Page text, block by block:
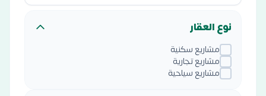
نوع العقار
مشاريع سكنية
مشاريع تجارية
مشاريع سياحية